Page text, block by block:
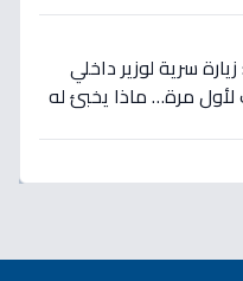
سرية لوزير داخلي
مرة… ماذا يخبئ له